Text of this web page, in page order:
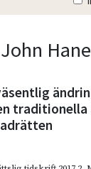
Hane
traditionella